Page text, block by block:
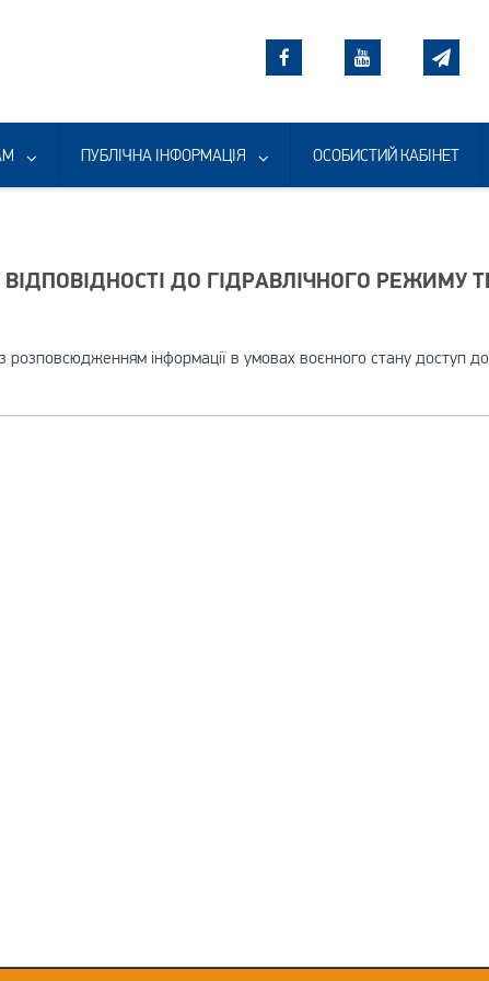
ПУБЛІЧНА ІНФОРМАЦІЯ ОСОБИСТИЙ КАБІНЕТ
ДО ГІДРАВЛІЧНОГО РЕЖИМУ
інформації в умовах воєнного стану доступ до